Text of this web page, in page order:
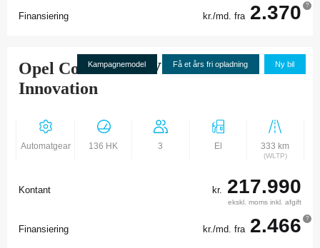
Finansiering kr./md. fra 2.370 ?
Kampagnemodel Få et års fri opladning Ny bil
Opel Combo-e L2V2 50 kWh
Innovation
Automatgear 136 HK 3 El 333 km
(WLTP)
Kontant kr. 217.990
ekskl. moms inkl. afgift
Finansiering kr./md. fra 2.466 ?